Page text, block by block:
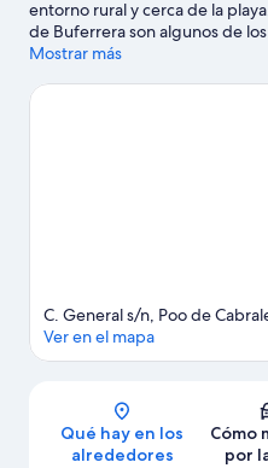
entorno rural y cerca de la
de Buferrera son algunos de
región, cuya belleza natural
fondo, y no te pierdas
Mostrar más
C. General s/n, Poo de
Ver en el mapa
Qué hay en los
alrededores
Cómo
por